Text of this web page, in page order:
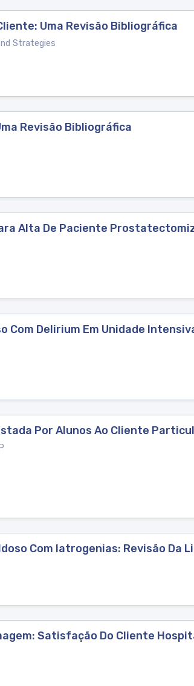
Uma Revisão Bibliográfica
Strategies
Revisão Bibliográfica
Alta De Paciente
Com Delirium Em Unidade
Por Alunos Ao Cliente
Com Iatrogenias: Revisão Da
Satisfação Do Cliente